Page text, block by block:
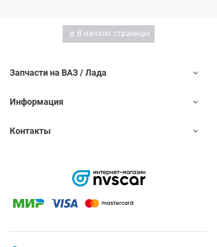
В начало страницы
Запчасти на ВАЗ / Лада
Информация
Контакты